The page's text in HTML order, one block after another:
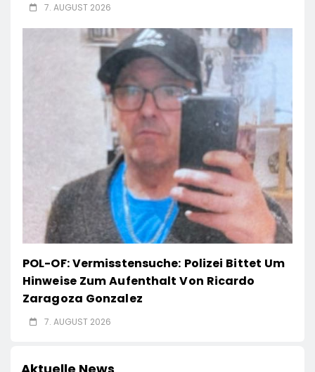
7. AUGUST 2026
POL-OF: Vermisstensuche: Polizei Bittet Um
Hinweise Zum Aufenthalt Von Ricardo
Zaragoza Gonzalez
7. AUGUST 2026